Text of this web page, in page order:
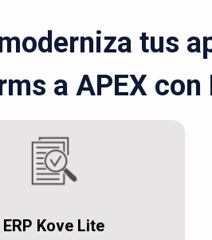
tus
a APEX con
ERP Kove Lite